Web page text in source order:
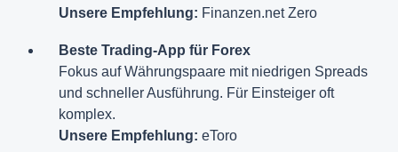
Unsere Empfehlung: Finanzen.net Zero
Beste Trading-App für Forex
Fokus auf Währungspaare mit niedrigen Spreads
und schneller Ausführung. Für Einsteiger oft
komplex.
Unsere Empfehlung: eToro